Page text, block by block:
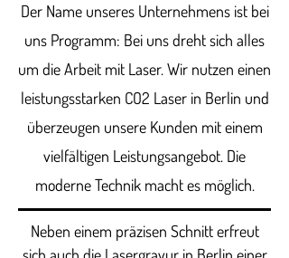
Der Name unseres Unternehmens ist bei
uns Programm: Bei uns dreht sich alles
um die Arbeit mit Laser. Wir nutzen einen
leistungsstarken CO2 Laser in Berlin und
überzeugen unsere Kunden mit einem
vielfältigen Leistungsangebot. Die
moderne Technik macht es möglich.
Neben einem präzisen Schnitt erfreut